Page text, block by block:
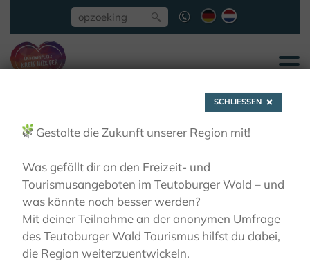
Downloads
ACTIEF MOTOR DOWNLOADS
SCHLIESSEN
🌿 Gestalte die Zukunft unserer Region mit!
Was gefällt dir an den Freizeit- und
Tourismusangeboten im Teutoburger Wald – und
was könnte noch besser werden?
Mit deiner Teilnahme an der anonymen Umfrage
des Teutoburger Wald Tourismus hilfst du dabei,
die Region weiterzuentwickeln.